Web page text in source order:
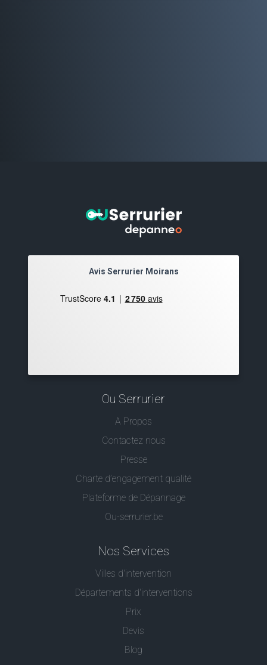
Avis Serrurier Moirans
Ou Serrurier
A Propos
Contactez nous
Presse
Charte d’engagement qualité
Plateforme de Dépannage
Ou-serrurier.be
Nos Services
Villes d'intervention
Départements d'interventions
Prix
Devis
Blog